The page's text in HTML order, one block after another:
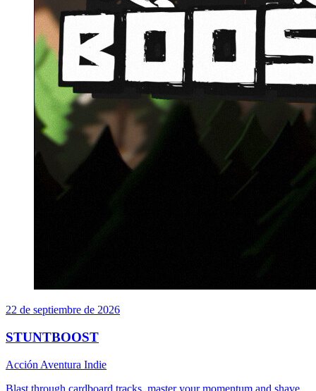
22 de septiembre de 2026
STUNTBOOST
Acción Aventura Indie
Blast through cardboard tracks, master your momentum and shave